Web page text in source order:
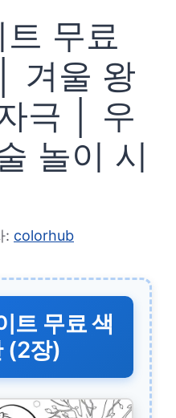
무료
겨울 왕
극 │ 우
놀이 시
: colorhub
트 무료 색
(2장)